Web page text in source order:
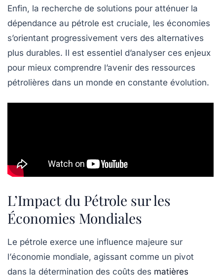
Enfin, la recherche de solutions pour atténuer la
dépendance au pétrole est cruciale, les économies
s’orientant progressivement vers des alternatives
plus durables. Il est essentiel d’analyser ces enjeux
pour mieux comprendre l’avenir des ressources
pétrolières dans un monde en constante évolution.
L’Impact du Pétrole sur les
Économies Mondiales
Le pétrole exerce une influence majeure sur
l’économie mondiale, agissant comme un pivot
dans la détermination des coûts des matières